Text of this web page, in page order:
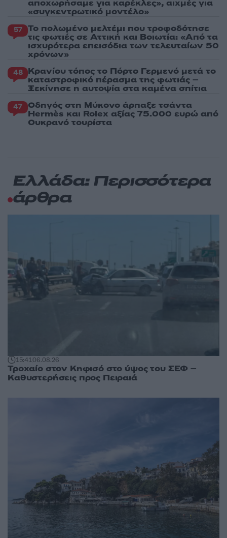
αποχωρήσαμε για καρέκλες», αιχμές για
«συγκεντρωτικό μοντέλο»
57 Το πολωμένο μελτέμι που τροφοδότησε
τις φωτιές σε Αττική και Βοιωτία: «Από τα
ισχυρότερα επεισόδια των τελευταίων 50
χρόνων»
48 Κρανίου τόπος το Πόρτο Γερμενό μετά το
καταστροφικό πέρασμα της φωτιάς –
Ξεκίνησε η αυτοψία στα καμένα σπίτια
47 Οδηγός στη Μύκονο άρπαξε τσάντα
Hermès και Rolex αξίας 75.000 ευρώ από
Ουκρανό τουρίστα
Ελλάδα: Περισσότερα
άρθρα
15:4106.08.26
Τροχαίο στον Κηφισό στο ύψος του ΣΕΦ –
Καθυστερήσεις προς Πειραιά